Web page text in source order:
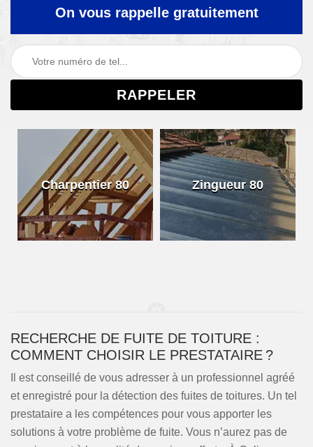
On vous rappelle gratuitement
Charpentier 80 Zingueur 80
RECHERCHE DE FUITE DE TOITURE :
COMMENT CHOISIR LE PRESTATAIRE ?
Il est conseillé de vous adresser à un professionnel agréé
et enregistré pour la détection des fuites de toitures. Un tel
prestataire a les compétences pour vous apporter les
solutions à votre problème de fuite. Vous n’aurez pas de